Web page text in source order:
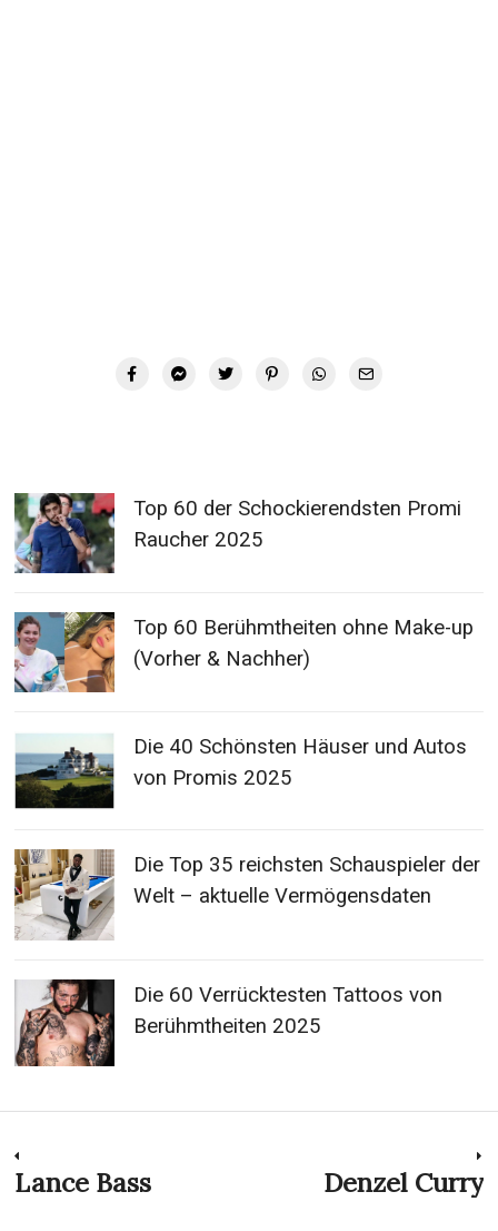
Top 60 der Schockierendsten Promi
Raucher 2025
Top 60 Berühmtheiten ohne Make-up
(Vorher & Nachher)
Die 40 Schönsten Häuser und Autos
von Promis 2025
Die Top 35 reichsten Schauspieler der
Welt – aktuelle Vermögensdaten
Die 60 Verrücktesten Tattoos von
Berühmtheiten 2025
Post
Previous
Lance Bass Denzel Curry